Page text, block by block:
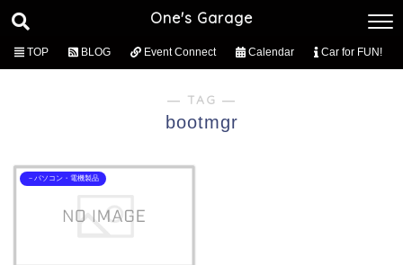
One's Garage
TOP BLOG Event Connect Calendar Car for FUN!
― TAG ―
bootmgr
－パソコン・電機製品